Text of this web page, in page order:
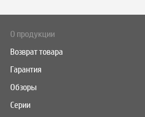
О продукции
Возврат товара
Гарантия
Обзоры
Серии